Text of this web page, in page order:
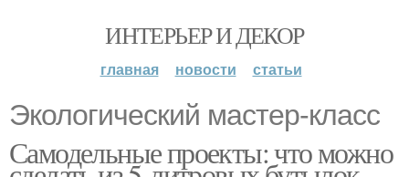
ИНТЕРЬЕР И ДЕКОР
главная новости статьи
Экологический мастер-класс
Самодельные проекты: что можно